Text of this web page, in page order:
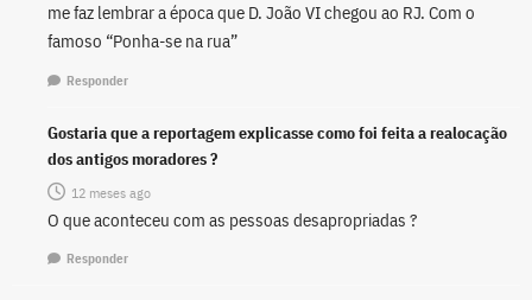
me faz lembrar a época que D. João VI chegou ao RJ. Com o
famoso “Ponha-se na rua”
Responder
Gostaria que a reportagem explicasse como foi feita a realocação
dos antigos moradores ?
12 meses ago
O que aconteceu com as pessoas desapropriadas ?
Responder